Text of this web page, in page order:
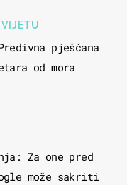
pješčana
od mora
Za one pred
može sakriti